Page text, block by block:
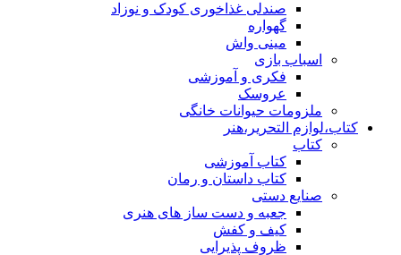
صندلی غذاخوری کودک و نوزاد
گهواره
مینی واش
اسباب بازی
فکری و آموزشی
عروسک
ملزومات حیوانات خانگی
کتاب،لوازم التحریر،هنر
کتاب
کتاب آموزشی
کتاب داستان و رمان
صنایع دستی
جعبه و دست ساز های هنری
کیف و کفش
ظروف پذیرایی